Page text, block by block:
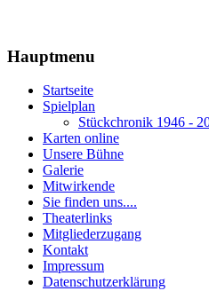
Hauptmenu
Startseite
Spielplan
Stückchronik 1946 -
Karten online
Unsere Bühne
Galerie
Mitwirkende
Sie finden uns....
Theaterlinks
Mitgliederzugang
Kontakt
Impressum
Datenschutzerklärung